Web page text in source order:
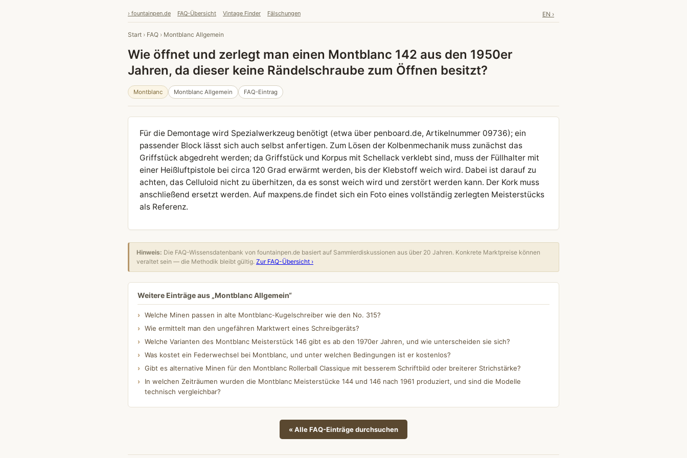
› fountainpen.de FAQ-Übersicht Vintage Finder Fälschungen EN ›
Start › FAQ › Montblanc Allgemein
Wie öffnet und zerlegt man einen Montblanc 142 aus den 1950er
Jahren, da dieser keine Rändelschraube zum Öffnen besitzt?
Montblanc Montblanc Allgemein FAQ-Eintrag
Für die Demontage wird Spezialwerkzeug benötigt (etwa über penboard.de, Artikelnummer 09736); ein
passender Block lässt sich auch selbst anfertigen. Zum Lösen der Kolbenmechanik muss zunächst das
Griffstück abgedreht werden; da Griffstück und Korpus mit Schellack verklebt sind, muss der Füllhalter mit
einer Heißluftpistole bei circa 120 Grad erwärmt werden, bis der Klebstoff weich wird. Dabei ist darauf zu
achten, das Celluloid nicht zu überhitzen, da es sonst weich wird und zerstört werden kann. Der Kork muss
anschließend ersetzt werden. Auf maxpens.de findet sich ein Foto eines vollständig zerlegten Meisterstücks
als Referenz.
Hinweis: Die FAQ-Wissensdatenbank von fountainpen.de basiert auf Sammlerdiskussionen aus über 20 Jahren. Konkrete Marktpreise können
veraltet sein — die Methodik bleibt gültig. Zur FAQ-Übersicht ›
Weitere Einträge aus „Montblanc Allgemein“
Welche Minen passen in alte Montblanc-Kugelschreiber wie den No. 315?
Wie ermittelt man den ungefähren Marktwert eines Schreibgeräts?
Welche Varianten des Montblanc Meisterstück 146 gibt es ab den 1970er Jahren, und wie unterscheiden sie sich?
Was kostet ein Federwechsel bei Montblanc, und unter welchen Bedingungen ist er kostenlos?
Gibt es alternative Minen für den Montblanc Rollerball Classique mit besserem Schriftbild oder breiterer Strichstärke?
In welchen Zeiträumen wurden die Montblanc Meisterstücke 144 und 146 nach 1961 produziert, und sind die Modelle
technisch vergleichbar?
« Alle FAQ-Einträge durchsuchen